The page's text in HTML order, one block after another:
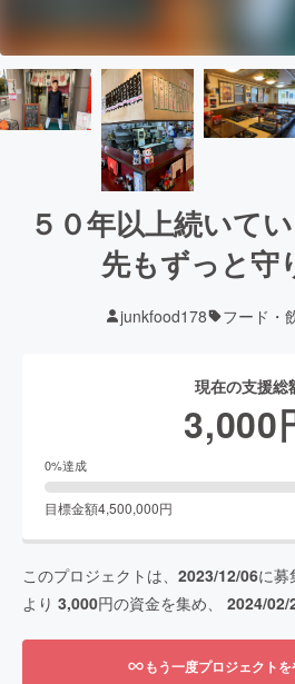
５０年以上続いて
先もずっと守
junkfood178 フード・
現在の支援総
3,000
0%達成
目標金額4,500,000円
このプロジェクトは、 2023/12/06に募
より 3,000円の資金を集め、 2024/02/
もう一度プロジェクト